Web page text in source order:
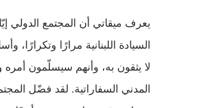
يعرف ميقاتي أن المجتمع الدولي
السيادة اللبنانية مرارًا
لا يثقون به، وأنهم سيسلّمون
المدني السفاراتية. لقد فضّل